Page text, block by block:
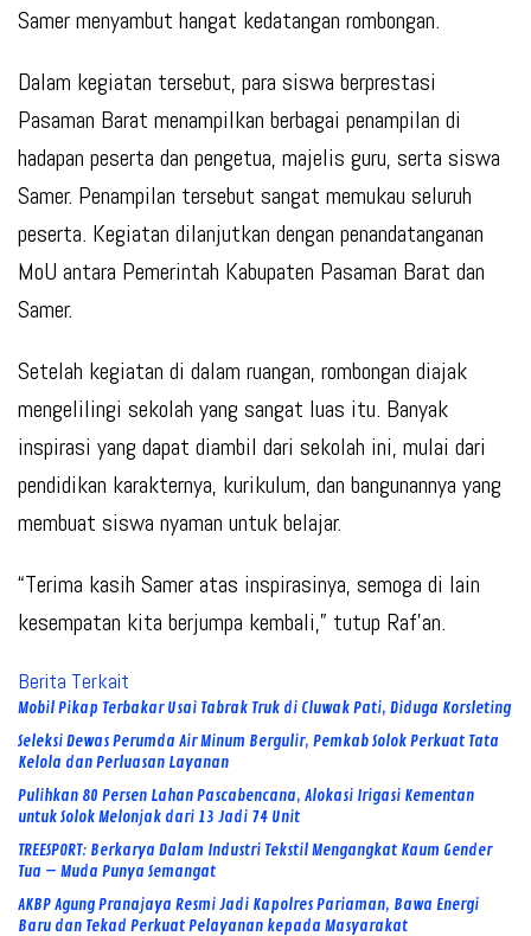
Samer menyambut hangat kedatangan rombongan.
Dalam kegiatan tersebut, para siswa berprestasi
Pasaman Barat menampilkan berbagai penampilan di
hadapan peserta dan pengetua, majelis guru, serta siswa
Samer. Penampilan tersebut sangat memukau seluruh
peserta. Kegiatan dilanjutkan dengan penandatanganan
MoU antara Pemerintah Kabupaten Pasaman Barat dan
Samer.
Setelah kegiatan di dalam ruangan, rombongan diajak
mengelilingi sekolah yang sangat luas itu. Banyak
inspirasi yang dapat diambil dari sekolah ini, mulai dari
pendidikan karakternya, kurikulum, dan bangunannya yang
membuat siswa nyaman untuk belajar.
“Terima kasih Samer atas inspirasinya, semoga di lain
kesempatan kita berjumpa kembali,” tutup Raf’an.
Berita Terkait
Mobil Pikap Terbakar Usai Tabrak Truk di Cluwak Pati, Diduga Korsleting
Seleksi Dewas Perumda Air Minum Bergulir, Pemkab Solok Perkuat Tata
Kelola dan Perluasan Layanan
Pulihkan 80 Persen Lahan Pascabencana, Alokasi Irigasi Kementan
untuk Solok Melonjak dari 13 Jadi 74 Unit
TREESPORT: Berkarya Dalam Industri Tekstil Mengangkat Kaum Gender
Tua – Muda Punya Semangat
AKBP Agung Pranajaya Resmi Jadi Kapolres Pariaman, Bawa Energi
Baru dan Tekad Perkuat Pelayanan kepada Masyarakat